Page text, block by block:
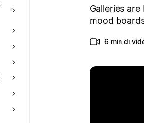
Galleries
mood
6 min di